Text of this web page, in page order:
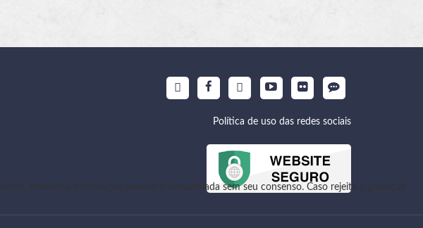
Política de uso das redes sociais
nenhuma informação pessoal é armazenada sem seu consenso. Caso rejeite a gravação